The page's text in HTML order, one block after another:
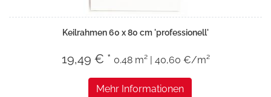
Keilrahmen 60 x 80 cm 'professionell'
19,49 € * 0.48 m² | 40,60 €/m²
Mehr Informationen